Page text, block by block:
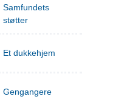
Samfundets
støtter
Et dukkehjem
Gengangere